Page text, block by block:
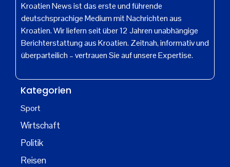
Kroatien News ist das erste und führende
deutschsprachige Medium mit Nachrichten aus
Kroatien. Wir liefern seit über 12 Jahren unabhängige
Berichterstattung aus Kroatien. Zeitnah, informativ und
überparteilich – vertrauen Sie auf unsere Expertise.
Kategorien
Sport
Wirtschaft
Politik
Reisen